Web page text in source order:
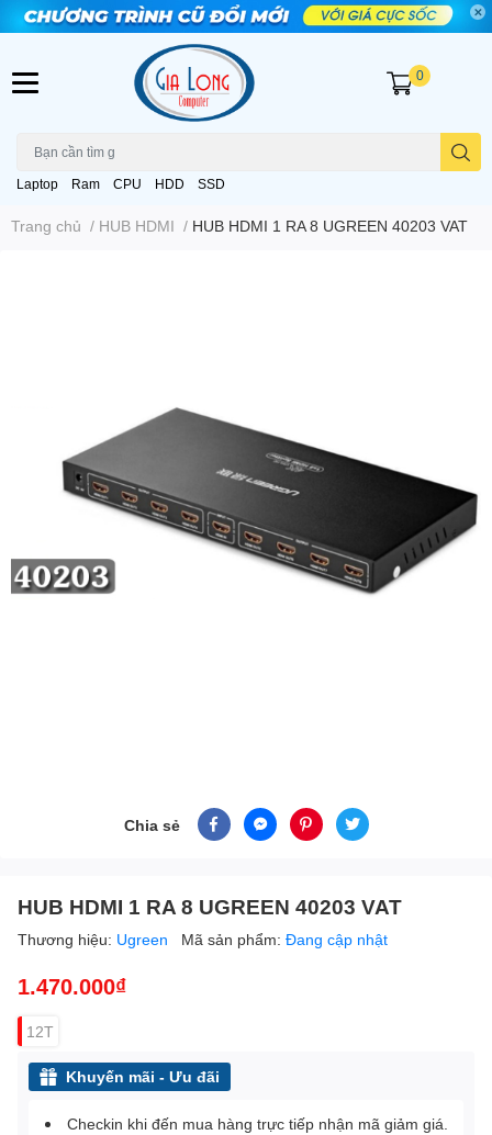
Laptop Ram CPU HDD SSD
0
Trang chủ / HUB HDMI / HUB HDMI 1 RA 8 UGREEN 40203 VAT
Chia sẻ
HUB HDMI 1 RA 8 UGREEN 40203 VAT
Thương hiệu: Ugreen Mã sản phẩm: Đang cập nhật
1.470.000₫
12T
Khuyến mãi - Ưu đãi
Checkin khi đến mua hàng trực tiếp nhận mã giảm giá.